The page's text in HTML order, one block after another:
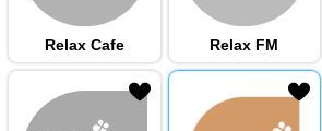
Relax Cafe Relax FM